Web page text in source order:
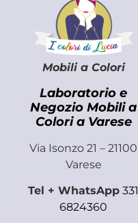
Mobili a Colori
Laboratorio e
Negozio Mobili a
Colori a Varese
Via Isonzo 21 – 21100
Varese
Tel + WhatsApp 331
6824360